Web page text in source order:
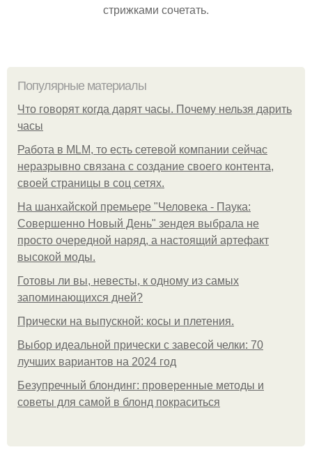
стрижками сочетать.
Популярные материалы
Что говорят когда дарят часы. Почему нельзя дарить
часы
Работа в MLM, то есть сетевой компании сейчас
неразрывно связана с создание своего контента,
своей страницы в соц сетях.
На шанхайской премьере "Человека - Паука:
Совершенно Новый День" зендея выбрала не
просто очередной наряд, а настоящий артефакт
высокой моды.
Готовы ли вы, невесты, к одному из самых
запоминающихся дней?
Прически на выпускной: косы и плетения.
Выбор идеальной прически с завесой челки: 70
лучших вариантов на 2024 год
Безупречный блондинг: проверенные методы и
советы для самой в блонд покраситься